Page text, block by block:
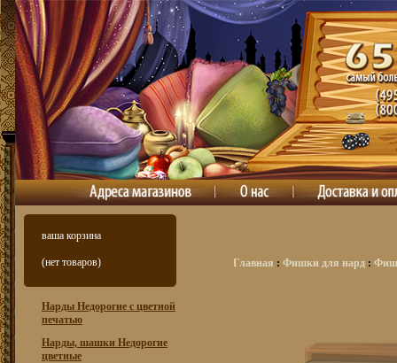
ваша корзина
(нет товаров)
Нарды Недорогие с цветной
печатью
Нарды, шашки Недорогие
цветные
Главная : Фишки для нард :